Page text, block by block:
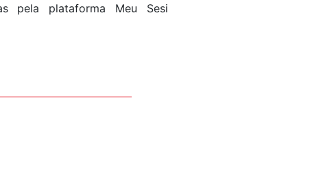
pela plataforma Meu Sesi